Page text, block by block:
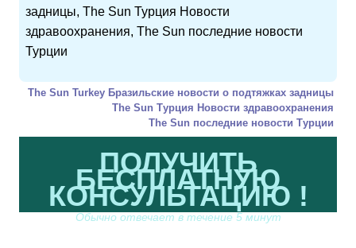
задницы, The Sun Турция Новости
здравоохранения, The Sun последние новости
Турции
The Sun Turkey Бразильские новости о подтяжках задницы
The Sun Турция Новости здравоохранения
The Sun последние новости Турции
ПОЛУЧИТЬ
БЕСПЛАТНУЮ
КОНСУЛЬТАЦИЮ !
Обычно отвечает в течение 5 минут